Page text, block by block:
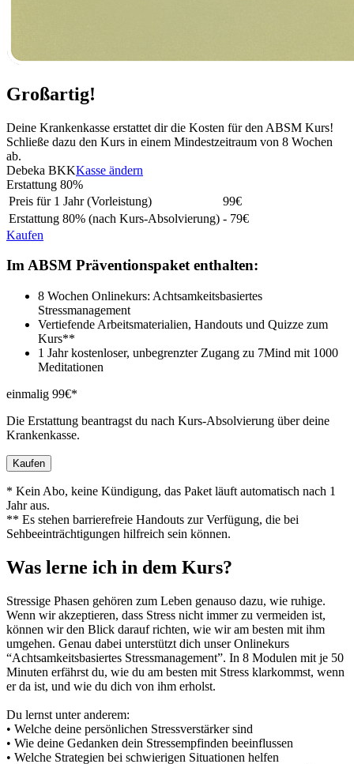
Großartig!
Deine Krankenkasse erstattet dir die Kosten für den ABSM Kurs!
Schließe dazu den Kurs in einem Mindestzeitraum von 8 Wochen
ab.
Debeka BKKKasse ändern
Erstattung 80%
Preis für 1 Jahr (Vorleistung)
99€
Erstattung 80% (nach Kurs-Absolvierung) - 79€
Kaufen
Im ABSM Präventionspaket enthalten:
8 Wochen Onlinekurs: Achtsamkeitsbasiertes
Stressmanagement
Vertiefende Arbeitsmaterialien, Handouts und Quizze zum
Kurs**
1 Jahr kostenloser, unbegrenzter Zugang zu 7Mind mit 1000
Meditationen
einmalig 99€*
Die Erstattung beantragst du nach Kurs-Absolvierung über deine
Krankenkasse.
Kaufen
* Kein Abo, keine Kündigung, das Paket läuft automatisch nach 1
Jahr aus.
** Es stehen barrierefreie Handouts zur Verfügung, die bei
Sehbeeinträchtigungen hilfreich sein können.
Was lerne ich in dem Kurs?
Stressige Phasen gehö­ren zum Leben genauso dazu, wie ruhige.
Wenn wir akzeptieren, dass Stress nicht immer zu vermeiden ist,
können wir den Blick darauf rich­ten, wie wir am besten mit ihm
umgehen. Genau dabei unterstützt dich unser Onlinekurs
“Achtsamkeitsbasiertes Stressmanagement”. In 8 Modulen mit je 50
Minuten erfährst du, wie du am besten mit Stress klarkommst, wenn
er da ist, und wie du dich von ihm erholst.
Du lernst unter anderem:
• Welche deine persönlichen Stressverstärker sind
• Wie deine Gedanken dein Stressempfinden beeinflussen
• Welche Strategien bei schwierigen Situationen helfen